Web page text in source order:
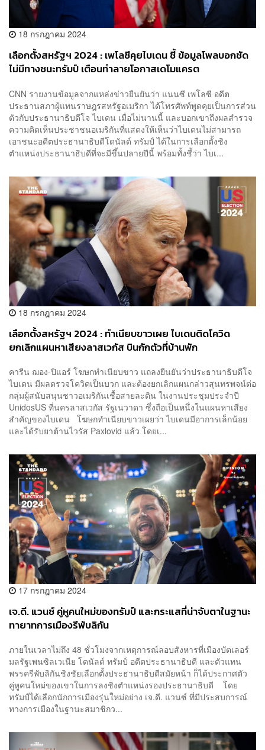
18 กรกฎาคม 2024
เลือกตั้งสหรัฐฯ 2024 : เพโลซีคุยไบเดน ชี้ ข้อมูลโพลบอกชัด
ไม่มีทางชนะทรัมป์ เตือนทำลายโอกาสเดโมแครต
CNN รายงานข้อมูลจากแหล่งข่าวยืนยันว่า แนนซี เพโลซี อดีต
ประธานสภาผู้แทนราษฎรสหรัฐอเมริกา ได้โทรศัพท์พูดคุยเป็นการส่วน
ตัวกับประธานาธิบดีโจ ไบเดน เมื่อไม่นานนี้ และบอกเขาถึงผลสำรวจ
ความคิดเห็นประชาชนอเมริกันที่แสดงให้เห็นว่าไบเดนไม่สามารถ
เอาชนะอดีตประธานาธิบดีโดนัลด์ ทรัมป์ ได้ในการเลือกตั้งชิง
ตำแหน่งประธานาธิบดีที่จะมีขึ้นปลายปีนี้ พร้อมทั้งชี้ว่า ไบเ...
18 กรกฎาคม 2024
เลือกตั้งสหรัฐฯ 2024 : ทำเนียบขาวเผย ไบเดนติดโควิด
ยกเลิกแผนหาเสียงลาสเวกัส บินกักตัวที่บ้านพัก
คารีน ฌอง-ปิแอร์ โฆษกทำเนียบขาว แถลงยืนยันว่าประธานาธิบดีโจ
ไบเดน มีผลตรวจโควิดเป็นบวก และต้องยกเลิกแผนกล่าวสุนทรพจน์ต่อ
กลุ่มผู้สนับสนุนชาวอเมริกันเชื้อสายละติน ในงานประชุมประจำปี
UnidosUS ที่นครลาสเวกัส รัฐเนวาดา ซึ่งถือเป็นหนึ่งในแผนหาเสียง
สำคัญของไบเดน โฆษกทำเนียบขาวเผยว่า ไบเดนมีอาการเล็กน้อย
และได้รับยาต้านไวรัส Paxlovid แล้ว โดยเ...
17 กรกฎาคม 2024
เจ.ดี. แวนซ์ คู่หูคนใหม่ของทรัมป์ และกระแสที่น่าจับตาในฐานะ
ทายาทการเมืองรีพับลิกัน
ภายในเวลาไม่ถึง 48 ชั่วโมงจากเหตุการณ์ลอบสังหารที่เมืองบัตเลอร์
มลรัฐเพนซิลเวเนีย โดนัลด์ ทรัมป์ อดีตประธานาธิบดี และตัวแทน
พรรครีพับลิกันชิงชัยเลือกตั้งประธานาธิบดีสมัยหน้า ก็ได้ประกาศตัว
คู่หูคนใหม่ของเขาในการลงชิงตำแหน่งรองประธานาธิบดี โดย
ทรัมป์ได้เลือกนักการเมืองรุ่นใหม่อย่าง เจ.ดี. แวนซ์ ที่มีประสบการณ์
ทางการเมืองในฐานะสมาชิกว...